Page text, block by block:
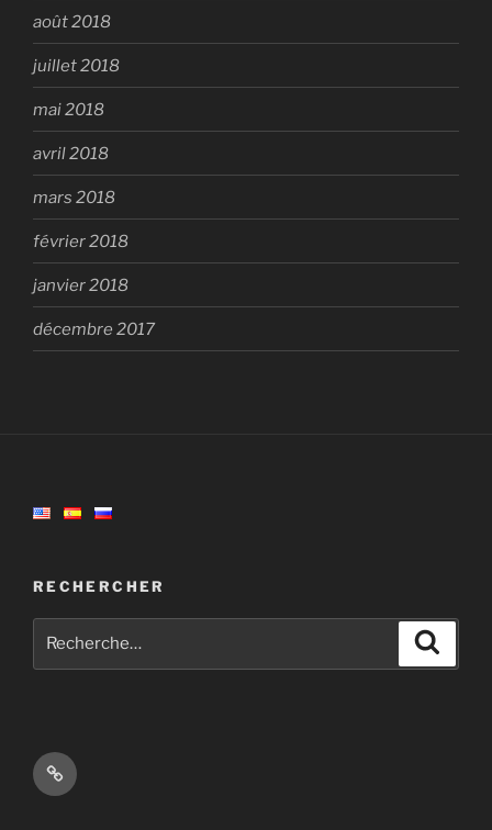
août 2018
juillet 2018
mai 2018
avril 2018
mars 2018
février 2018
janvier 2018
décembre 2017
RECHERCHER
Mastodon